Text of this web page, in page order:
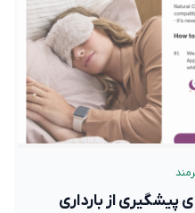
پیشگیری از بارداری